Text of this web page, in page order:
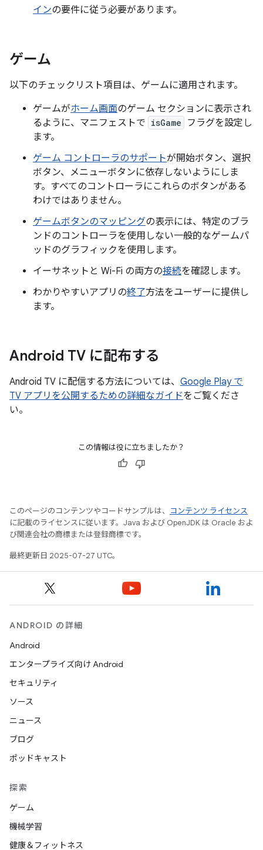
インの要件に従う必要があります。
ゲーム
以下のチェックリスト項目は、ゲームに適用されます。
ゲームがホーム画面のゲーム セクションに表示され
るように、マニフェストで isGame
フラグを設定し
ます。
ゲーム コントローラのサポートが開始ボタン、選択
ボタン、メニューボタンに依存しないようにしま
す。すべてのコントローラにこれらのボタンがある
わけではありません。
ゲームボタンのマッピングの表示には、特定のブラ
ンドのコントローラを使用しない一般的なゲームパ
ッドのグラフィックを使用します。
イーサネットと Wi-Fi の両方の接続を確認します。
わかりやすいアプリの終了方法をユーザーに提供し
ます。
Android TV に配布する
Android TV に配信する方法については、 Google Play で
TV アプリを公開するための詳細なガイドをご覧くださ
い。
この情報は役に立ちましたか？
このページのコンテンツやコードサンプルは、
コンテンツ ライセンス
に記載のライセンスに従います。Java および OpenJDK は Oracle およ
び関連会社の商標または登録商標です。
最終更新日 2025-07-27 UTC。
ANDROID の詳細
Android
エンタープライズ向け Android
セキュリティ
ソース
ニュース
ブログ
ポッドキャスト
探索
ゲーム
機械学習
健康＆フィットネス